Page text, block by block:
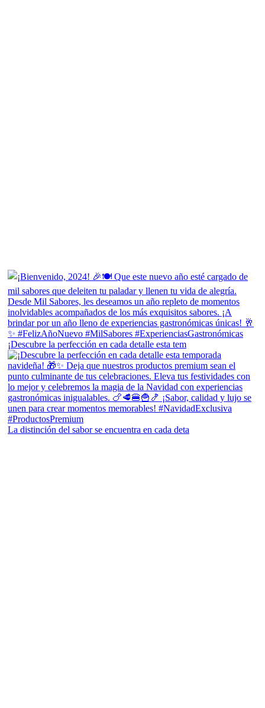
¡Descubre la perfección en cada detalle esta tem
La distinción del sabor se encuentra en cada deta